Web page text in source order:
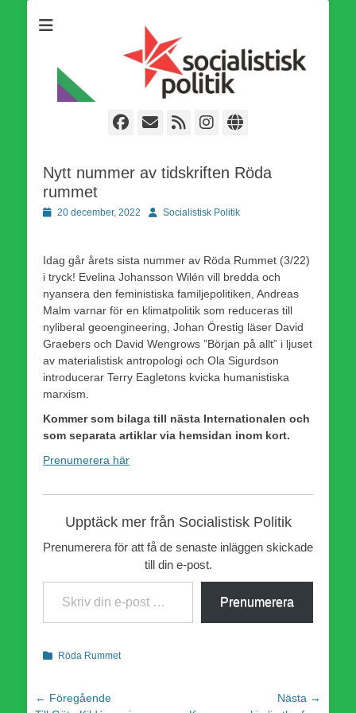
världsomfattande socialistiska Fjärde Internationalen och en viktig
tillgång i kampen för en socialistisk framtid!
Facebook
E-
Webbflöde
Instagram
Webbplats
Nytt nummer av tidskriften Röda
rummet
Publicerad
20 december, 2022 Författare
Socialistisk Politik
Idag går årets sista nummer av Röda Rummet (3/22)
i tryck! Evelina Johansson Wilén vill bredda och
nyansera den feministiska familjepolitiken, Andreas
Malm varnar för en klimatpolitik som reduceras till
nyliberal geoengineering, Johan Örestig läser David
Graebers och David Wengrows ”Början på allt” i ljuset
av materialistisk antropologi och Ola Sigurdson
introducerar Terry Eagletons kvicka humanistiska
marxism.
Kommer som bilaga till nästa Internationalen och
som separata artiklar via hemsidan inom kort.
Prenumerera här
Upptäck mer från Socialistisk Politik
Prenumerera för att få de senaste inläggen skickade
till din e-post.
Skriv din e-post …
Prenumerera
Kategorier
Röda Rummet
Inläggsnavigering
← Föregående
Nästa →